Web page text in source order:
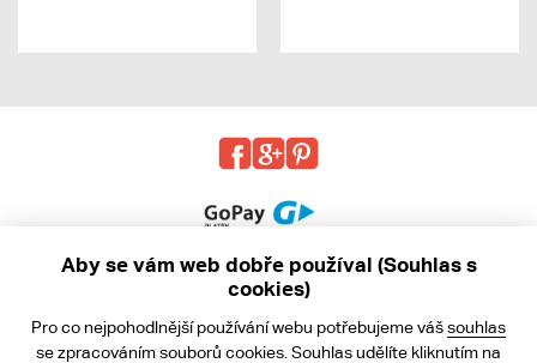
Obchodní podmínky
Aby se vám web dobře používal (Souhlas s
cookies)
Pro co nejpohodlnější používání webu potřebujeme vášsouhlas
se zpracováním souborů cookies. Souhlas udělíte kliknutím na